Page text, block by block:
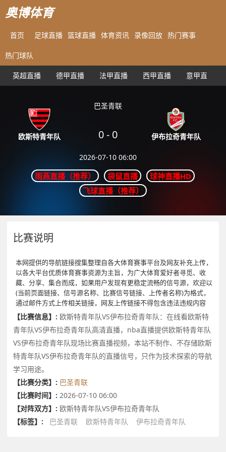
奥博体育
首页 足球直播 篮球直播 体育资讯 录像回放 热门赛事
热门球队
英超直播 德甲直播 法甲直播 西甲直播 意甲直播
欧斯特青年队
巴圣青联
0- 0
2026-07-10 06:00
伊布拉奇青年队
雨燕直播（推荐） 袋鼠直播
球神直播HD
飞球直播（推荐）
比赛说明
本网提供的导航链接搜集整理自各大体育赛事平台及网友补充上传，
以各大平台优质体育赛事资源为主旨，为广大体育爱好者寻觅、收
藏、分享、集合而成，如果用户发现有更稳定流畅的信号源，欢迎以
(当前页面链接、信号源名称、比赛信号链接、上传者名称)为格式，
通过邮件方式上传相关链接，网友上传链接不得包含违法违规内容
【比赛信息】: 欧斯特青年队VS伊布拉奇青年队：在线看欧斯特
青年队VS伊布拉奇青年队高清直播，nba直播提供欧斯特青年队
VS伊布拉奇青年队现场比赛直播视频，本站不制作、不存储欧斯
特青年队VS伊布拉奇青年队的直播信号，只作为技术探索的导航
学习用途。
【比赛分类】: 巴圣青联
【比赛时间】: 2026-07-10 06:00
【对阵双方】: 欧斯特青年队VS伊布拉奇青年队
【标签】:
巴圣青联 欧斯特青年队 伊布拉奇青年队